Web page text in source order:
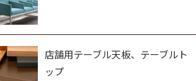
店舗用テーブル天板、テーブルト
ップ